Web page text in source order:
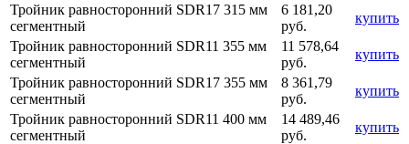
Тройник равносторонний SDR17 315 мм
сегментный
6 181,20
руб.
купить
Тройник равносторонний SDR11 355 мм
сегментный
11 578,64
руб.
купить
Тройник равносторонний SDR17 355 мм
сегментный
8 361,79
руб.
купить
Тройник равносторонний SDR11 400 мм
сегментный
14 489,46
руб.
купить